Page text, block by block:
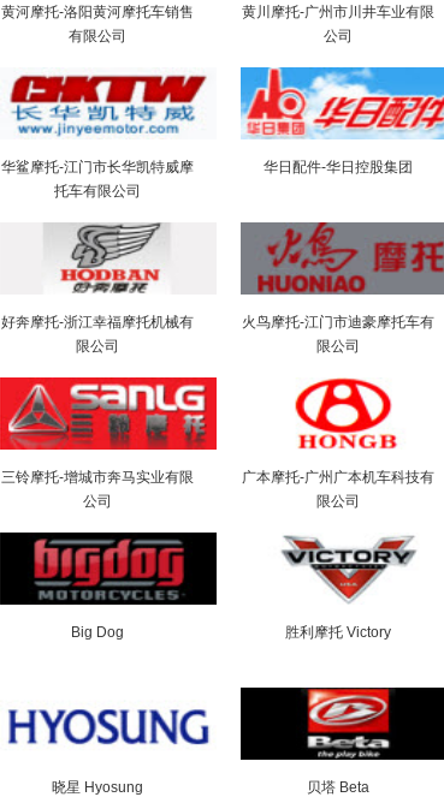
黄河摩托-洛阳黄河摩托车销售
有限公司
黄川摩托-广州市川井车业有限
公司
华鲨摩托-江门市长华凯特威摩
托车有限公司
华日配件-华日控股集团
好奔摩托-浙江幸福摩托机械有
限公司
火鸟摩托-江门市迪豪摩托车有
限公司
三铃摩托-增城市奔马实业有限
公司
广本摩托-广州广本机车科技有
限公司
Big Dog 胜利摩托 Victory
晓星 Hyosung 贝塔 Beta